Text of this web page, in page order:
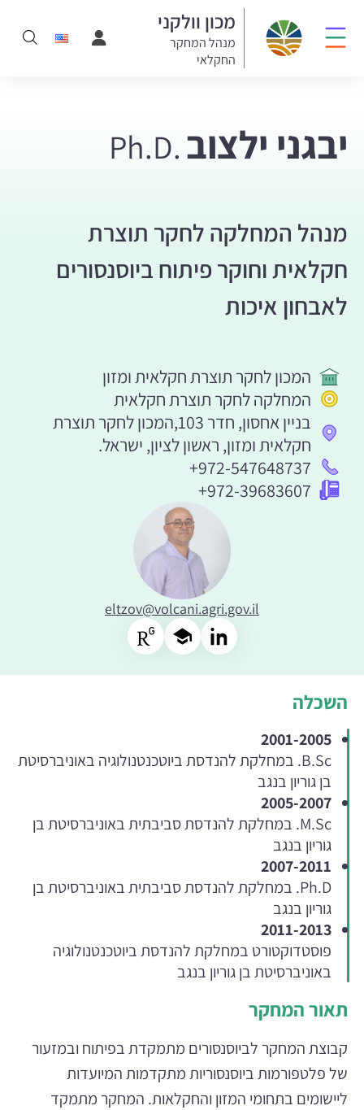
מכון וולקני
מנהל המחקר
החקלאי
יבגני ילצובPh.D.
מנהל המחלקה לחקר תוצרת
חקלאית וחוקר פיתוח ביוסנסורים
לאבחון איכות
המכון לחקר תוצרת חקלאית ומזון
המחלקה לחקר תוצרת חקלאית
בניין אחסון, חדר 103,המכון לחקר תוצרת
חקלאית ומזון, ראשון לציון, ישראל.
+972-547648737
+972-39683607
eltzov@volcani.agri.gov.il
השכלה
2001-2005
B.Sc. במחלקת להנדסת ביוטכנטנולוגיה באוניברסיטת
בן גוריון בנגב
2005-2007
M.Sc. במחלקת להנדסת סביבתית באוניברסיטת בן
גוריון בנגב
2007-2011
Ph.D. במחלקת להנדסת סביבתית באוניברסיטת בן
גוריון בנגב
2011-2013
פוסטדוקטורט במחלקת להנדסת ביוטכנטנולוגיה
באוניברסיטת בן גוריון בנגב
תאור המחקר
קבוצת המחקר לביוסנסורים מתמקדת בפיתוח ובמזעור
של פלטפורמות ביוסנסוריות מתקדמות המיועדות
ליישומים בתחומי המזון והחקלאות. המחקר מתמקד